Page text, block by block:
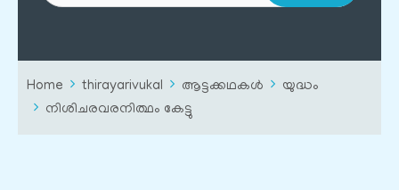
Home thirayarivukal ആട്ടക്കഥകൾ
യുദ്ധം
നിശിചരവരനിത്ഥം കേട്ടു